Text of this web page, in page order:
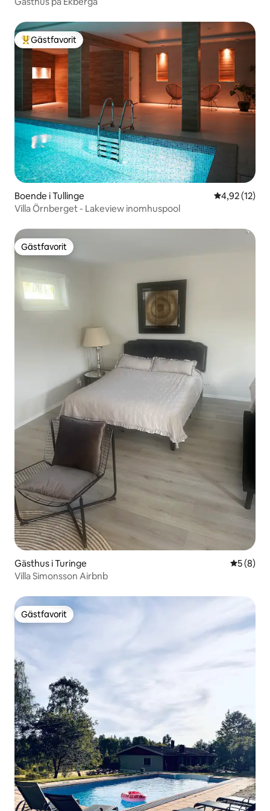
Populär gästfavorit
Gästfavorit
Boende i Tullinge 4,92 av 5 i
4,92 (12)
Villa Örnberget - Lakeview inomhuspool
Gästfavorit
Gästfavorit
Gästhus i Turinge 5 av 5 i
5 (8)
Villa Simonsson Airbnb
Gästfavorit
Gästfavorit